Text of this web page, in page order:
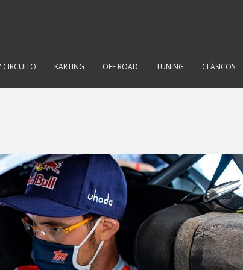
CIRCUITO KARTING OFF ROAD TUNING CLÁSICOS